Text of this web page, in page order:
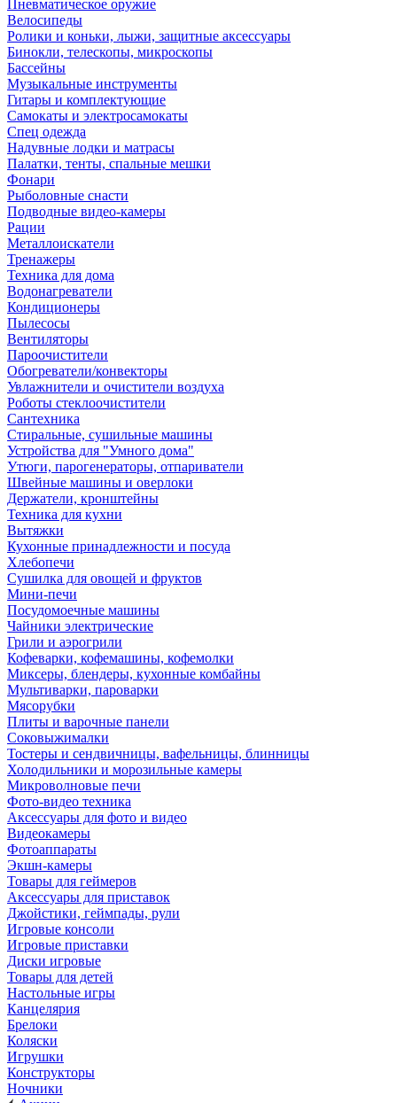
Пневматическое оружие
Велосипеды
Ролики и коньки, лыжи, защитные аксессуары
Бинокли, телескопы, микроскопы
Бассейны
Музыкальные инструменты
Гитары и комплектующие
Самокаты и электросамокаты
Спец одежда
Надувные лодки и матрасы
Палатки, тенты, спальные мешки
Фонари
Рыболовные снасти
Подводные видео-камеры
Рации
Металлоискатели
Тренажеры
Техника для дома
Водонагреватели
Кондиционеры
Пылесосы
Вентиляторы
Пароочистители
Обогреватели/конвекторы
Увлажнители и очистители воздуха
Роботы стеклоочистители
Сантехника
Стиральные, сушильные машины
Устройства для "Умного дома"
Утюги, парогенераторы, отпариватели
Швейные машины и оверлоки
Держатели, кронштейны
Техника для кухни
Вытяжки
Кухонные принадлежности и посуда
Хлебопечи
Сушилка для овощей и фруктов
Мини-печи
Посудомоечные машины
Чайники электрические
Грили и аэрогрили
Кофеварки, кофемашины, кофемолки
Миксеры, блендеры, кухонные комбайны
Мультиварки, пароварки
Мясорубки
Плиты и варочные панели
Соковыжималки
Тостеры и сендвичницы, вафельницы, блинницы
Холодильники и морозильные камеры
Микроволновые печи
Фото-видео техника
Аксессуары для фото и видео
Видеокамеры
Фотоаппараты
Экшн-камеры
Товары для геймеров
Аксессуары для приставок
Джойстики, геймпады, рули
Игровые консоли
Игровые приставки
Диски игровые
Товары для детей
Настольные игры
Канцелярия
Брелоки
Коляски
Игрушки
Конструкторы
Ночники